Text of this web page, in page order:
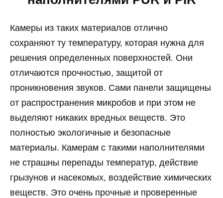
Камеры из таких материалов отлично
сохраняют ту температуру, которая нужна для
решения определенных поверхностей. Они
отличаются прочностью, защитой от
проникновения звуков. Сами панели защищены
от распространения микробов и при этом не
выделяют никаких вредных веществ. Это
полностью экологичные и безопасные
материалы. Камерам с такими наполнителями
не страшны перепады температур, действие
грызунов и насекомых, воздействие химических
веществ. Это очень прочные и проверенные